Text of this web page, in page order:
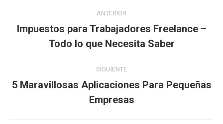
entre
publicaciones
ANTERIOR
Publicación
anterior:
Impuestos para Trabajadores Freelance –
Todo lo que Necesita Saber
SIGUIENTE
Publicación
siguiente:
5 Maravillosas Aplicaciones Para Pequeñas
Empresas